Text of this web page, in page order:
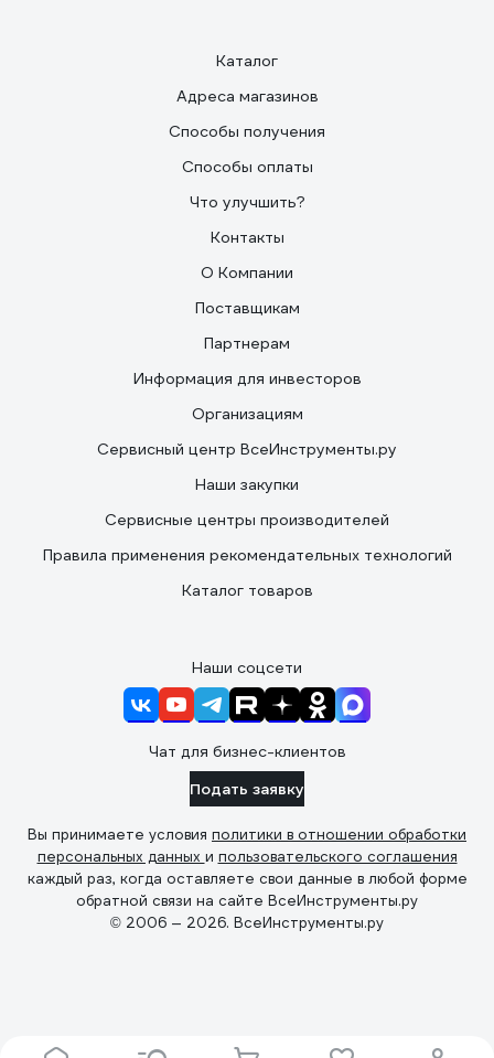
Каталог
Адреса магазинов
Способы получения
Способы оплаты
Что улучшить?
Контакты
О Компании
Поставщикам
Партнерам
Информация для инвесторов
Организациям
Сервисный центр ВсеИнструменты.ру
Наши закупки
Сервисные центры производителей
Правила применения рекомендательных технологий
Каталог товаров
Наши соцсети
Чат для бизнес-клиентов
Подать заявку
Вы принимаете условия политики в отношении обработки
персональных данных и пользовательского соглашения
каждый раз, когда оставляете свои данные в любой форме
обратной связи на сайте ВсеИнструменты.ру
© 2006 — 2026. ВсеИнструменты.ру